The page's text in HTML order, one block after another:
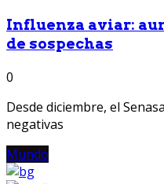
Influenza aviar:
de sospechas
0
Desde diciembre, el
negativas
Mundo